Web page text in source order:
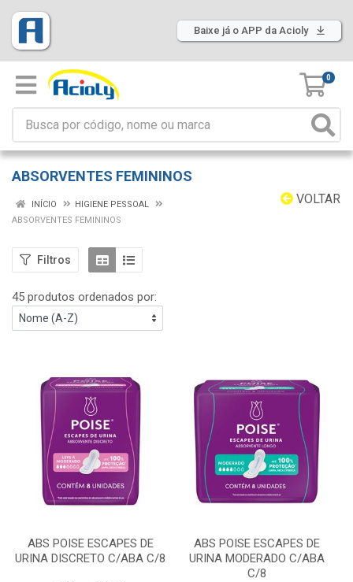
Baixe já o APP da Acioly
0
ABSORVENTES FEMININOS
VOLTAR
INÍCIO
HIGIENE PESSOAL
ABSORVENTES FEMININOS
Filtros
45 produtos ordenados por:
ABS POISE ESCAPES DE
URINA DISCRETO C/ABA C/8
ABS POISE ESCAPES DE
URINA MODERADO C/ABA
C/8